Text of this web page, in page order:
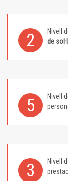
2 Nivell
de
5 Nivell
3 Nivell